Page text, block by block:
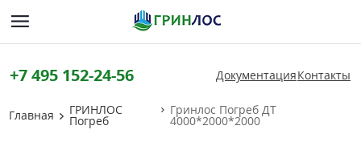
+7 495 152-24-56 ДокументацияКонтакты
Главная ГРИНЛОС
Погреб
Гринлос Погреб ДТ
4000*2000*2000